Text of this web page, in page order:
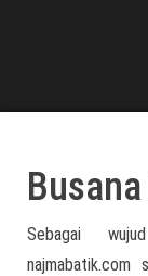
Sebagai
najmabatik.com